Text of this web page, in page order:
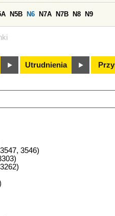
N5B N6 N7A N7B N8 N9
Utrudnienia
3546)